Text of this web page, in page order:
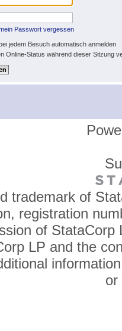
Passwort vergessen
jedem Besuch automatisch anmelden
Online-Status während dieser Sitzung
trademark of
registration
of
LP and the
or